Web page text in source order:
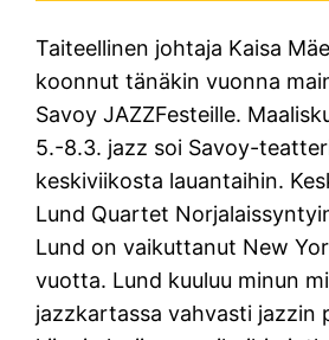
Taiteellinen johtaja Kaisa
koonnut tänäkin vuonna
Savoy JAZZFesteille.
5.-8.3. jazz soi Savoy-
keskiviikosta lauantaihin.
Lund Quartet
Lund on vaikuttanut New
vuotta. Lund kuuluu minun
jazzkartassa vahvasti jazzin